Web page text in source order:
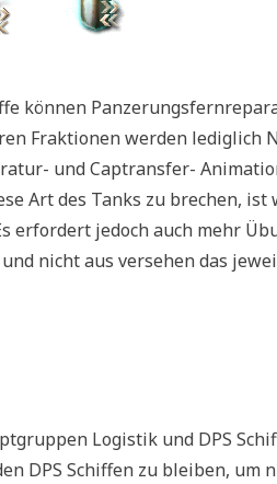
können
Fraktionen werden lediglich
und Captransfer-
Art des Tanks zu brechen, ist
erfordert jedoch auch mehr
nicht aus versehen das
Logistik und DPS
DPS Schiffen zu bleiben, um